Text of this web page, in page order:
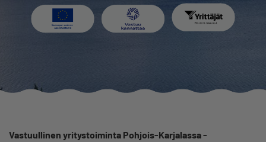
Vastuullinen yritystoiminta Pohjois-Karjalassa -